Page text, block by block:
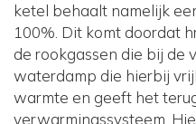
ketel behaalt namelijk
100%. Dit komt doordat
de rookgassen die bij de
waterdamp die hierbij
warmte en geeft het
verwarmingssysteem.